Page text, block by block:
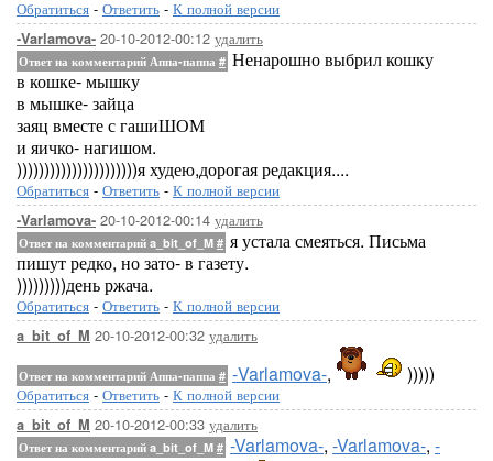
Обратиться - Ответить - К полной версии
-Varlamova- 20-10-2012-00:12 удалить
Ответ на комментарий Аппа-паппа # Ненарошно выбрил кошку
в кошке- мышку
в мышке- зайца
заяц вместе с гашиШОМ
и яичко- нагишом.
))))))))))))))))))))))я худею,дорогая редакция....
Обратиться - Ответить - К полной версии
-Varlamova- 20-10-2012-00:14 удалить
Ответ на комментарий a_bit_of_M # я устала смеяться. Письма
пишут редко, но зато- в газету.
)))))))))день ржача.
Обратиться - Ответить - К полной версии
a_bit_of_M 20-10-2012-00:32 удалить
Ответ на комментарий Аппа-паппа # -Varlamova-, )))))
Обратиться - Ответить - К полной версии
a_bit_of_M 20-10-2012-00:33 удалить
Ответ на комментарий a_bit_of_M # -Varlamova-, -Varlamova-, -